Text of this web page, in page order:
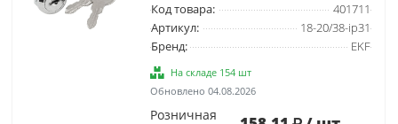
Код товара:
401711
Артикул:
18-20/38-ip31
Бренд:
EKF
На складе 154 шт
Обновлено 04.08.2026
Розничная